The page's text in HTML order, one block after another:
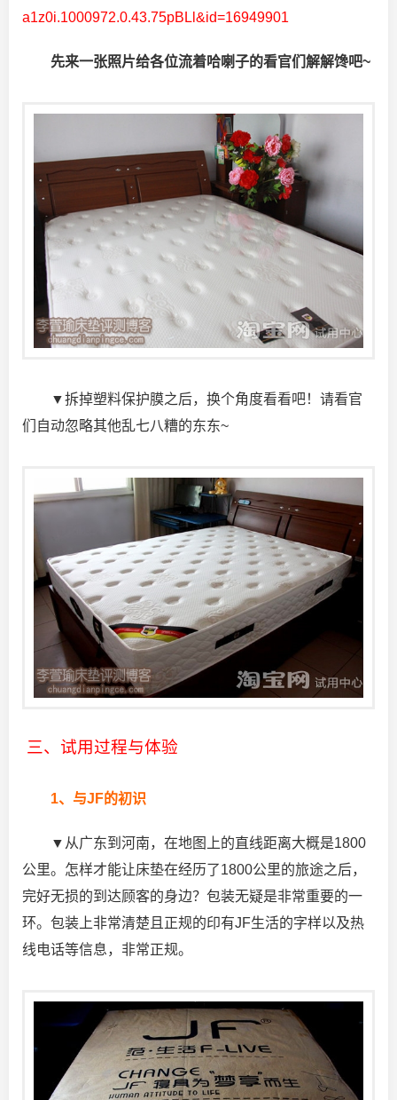
a1z0i.1000972.0.43.75pBLl&id=16949901
先来一张照片给各位流着哈喇子的看官们解解馋吧~
▼拆掉塑料保护膜之后，换个角度看看吧！请看官
们自动忽略其他乱七八糟的东东~
三、试用过程与体验
1、与JF的初识
▼从广东到河南，在地图上的直线距离大概是1800
公里。怎样才能让床垫在经历了1800公里的旅途之后，
完好无损的到达顾客的身边？包装无疑是非常重要的一
环。包装上非常清楚且正规的印有JF生活的字样以及热
线电话等信息，非常正规。